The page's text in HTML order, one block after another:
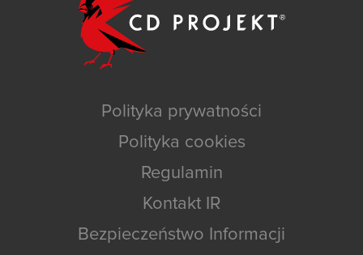
Polityka prywatności
Polityka cookies
Regulamin
Kontakt IR
Bezpieczeństwo Informacji